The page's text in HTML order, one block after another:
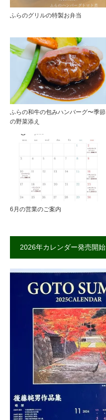
ふらのグリルの特製お弁当
ふらの和牛の包みハンバーグ〜季節
の野菜添え
6月の営業のご案内
2026年カレンダー発売開始